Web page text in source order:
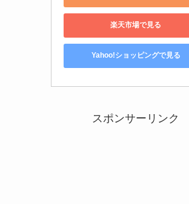
楽天市場で見る
Yahoo!ショッピングで見る
スポンサーリンク